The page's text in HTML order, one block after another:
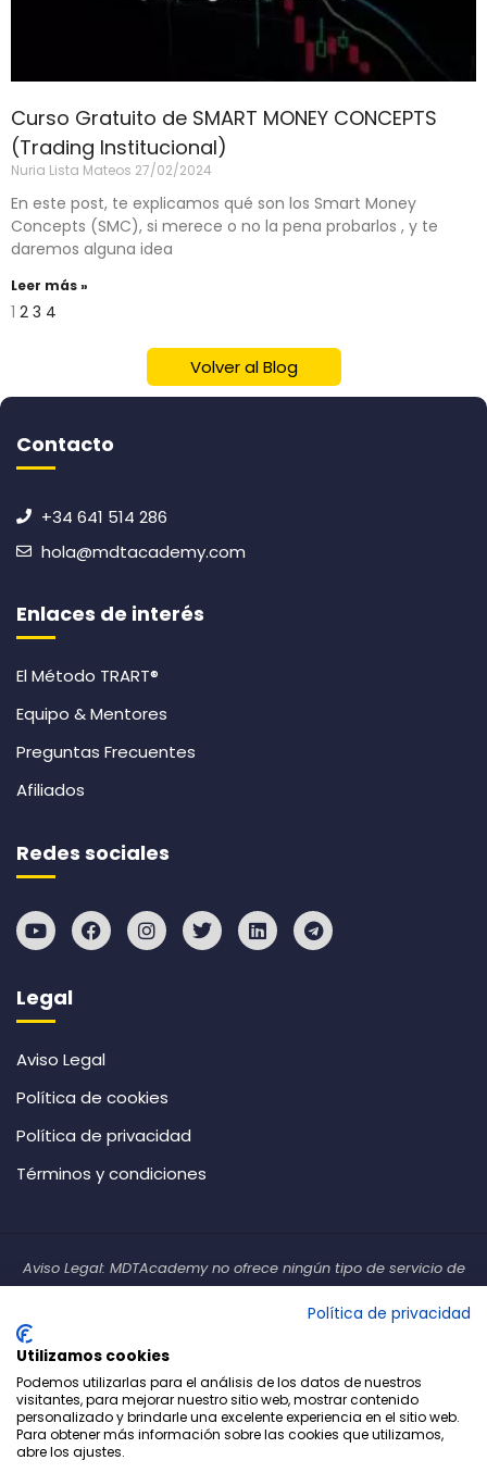
Curso Gratuito de SMART MONEY CONCEPTS
(Trading Institucional)
Nuria Lista Mateos 27/02/2024
En este post, te explicamos qué son los Smart Money
Concepts (SMC), si merece o no la pena probarlos , y te
daremos alguna idea
Leer más »
1 2 3 4
Volver al Blog
Contacto
+34 641 514 286
hola@mdtacademy.com
Enlaces de interés
El Método TRART®
Equipo & Mentores
Preguntas Frecuentes
Afiliados
Redes sociales
Y
o
u
u
b
F
a
c
k
I
n
s
T
w
i
L
i
n
T
e
l
Legal
Aviso Legal
Política de cookies
Política de privacidad
Términos y condiciones
Aviso Legal: MDTAcademy no ofrece ningún tipo de servicio de
financiero atendiendo a las circunstancias personales de los
clientes. Todo el material y formación ofrecidos tienen un carácter
única y exclusivamente divulgativo y educativo y no constituyen
ninguna recomendación de inversión.
Los CFD y el Forex son productos difíciles de entender y no son
Política de privacidad
Utilizamos cookies
Podemos utilizarlas para el análisis de los datos de nuestros
visitantes, para mejorar nuestro sitio web, mostrar contenido
personalizado y brindarle una excelente experiencia en el sitio web.
Para obtener más información sobre las cookies que utilizamos,
abre los ajustes.